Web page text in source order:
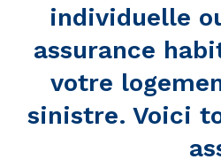
individuelle
assurance
votre
sinistre. Voici